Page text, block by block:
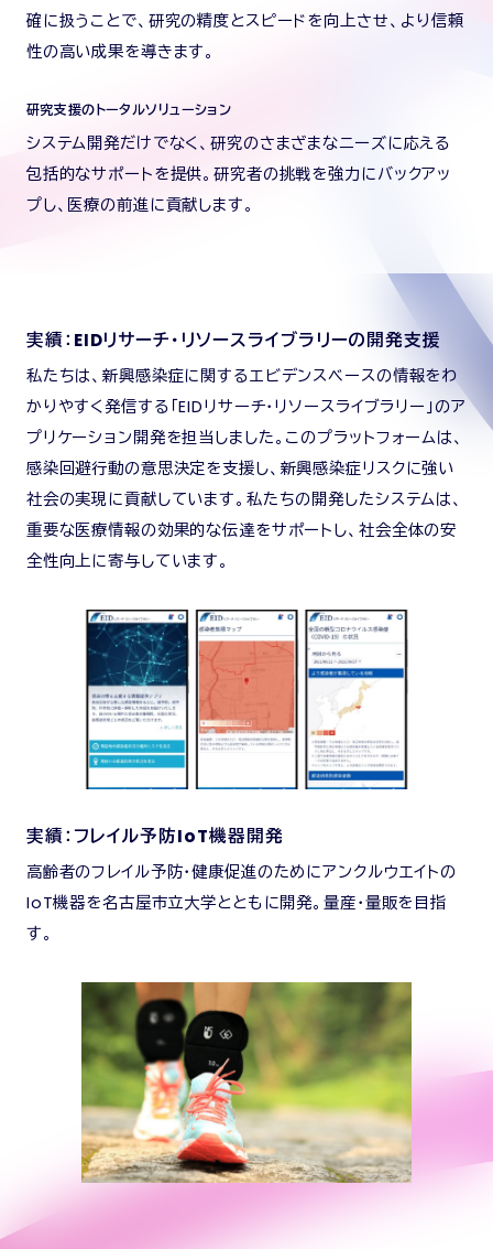
確に扱うことで、研究の精度とスピードを向上させ、より信頼
性の高い成果を導きます。
研究支援のトータルソリューション
システム開発だけでなく、研究のさまざまなニーズに応える
包括的なサポートを提供。研究者の挑戦を強力にバックアッ
プし、医療の前進に貢献します。
実績：EIDリサーチ・リソースライブラリーの開発支援
私たちは、新興感染症に関するエビデンスベースの情報をわ
かりやすく発信する「EIDリサーチ・リソースライブラリー」のア
プリケーション開発を担当しました。このプラットフォームは、
感染回避行動の意思決定を支援し、新興感染症リスクに強い
社会の実現に貢献しています。私たちの開発したシステムは、
重要な医療情報の効果的な伝達をサポートし、社会全体の安
全性向上に寄与しています。
実績：フレイル予防IoT機器開発
高齢者のフレイル予防・健康促進のためにアンクルウエイトの
IoT機器を名古屋市立大学とともに開発。量産・量販を目指
す。